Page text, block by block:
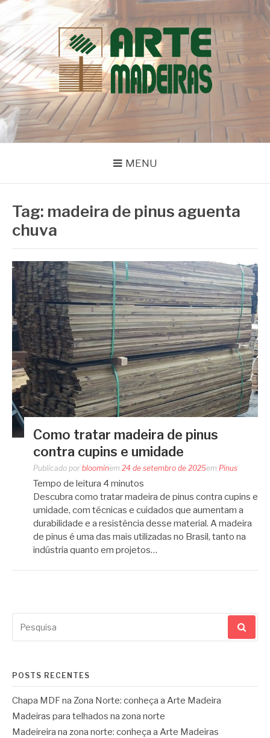
Pular
para
o
conteúdo
BLOG | ARTE
MADEIRAS
Dicas e Novidades sobre Madeiras
MENU
Tag: madeira de pinus aguenta
chuva
Como tratar madeira de pinus
contra cupins e umidade
Publicado por bloominem 24 de setembro de 2025em Pinus
Tempo de leitura 4 minutos
Descubra como tratar madeira de pinus contra cupins e
umidade, com técnicas e cuidados que aumentam a
durabilidade e a resistência desse material. A madeira
de pinus é uma das mais utilizadas no Brasil, tanto na
indústria quanto em projetos…
por:
POSTS RECENTES
Chapa MDF na Zona Norte: conheça a Arte Madeira
Madeiras para telhados na zona norte
Madeireira na zona norte: conheça a Arte Madeiras